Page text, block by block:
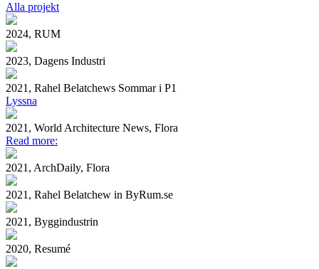
Alla projekt
2024, RUM
2023, Dagens Industri
2021, Rahel Belatchews Sommar i P1
Lyssna
2021, World Architecture News, Flora
Read more:
2021, ArchDaily, Flora
2021, Rahel Belatchew in ByRum.se
2021, Byggindustrin
2020, Resumé